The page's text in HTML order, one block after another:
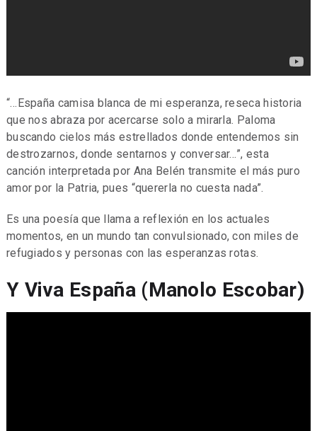
“…España camisa blanca de mi esperanza, reseca historia
que nos abraza por acercarse solo a mirarla. Paloma
buscando cielos más estrellados donde entendemos sin
destrozarnos, donde sentarnos y conversar…”, esta
canción interpretada por Ana Belén transmite el más puro
amor por la Patria, pues “quererla no cuesta nada”.
Es una poesía que llama a reflexión en los actuales
momentos, en un mundo tan convulsionado, con miles de
refugiados y personas con las esperanzas rotas.
Y Viva España (Manolo Escobar)